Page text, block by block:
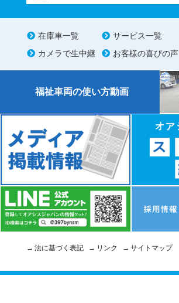
在庫車一覧 サービス一覧
カメラで生中継
お客様の喜びの声
福祉車両の使い方動画
法に基づく表記 リンク サイトマップ